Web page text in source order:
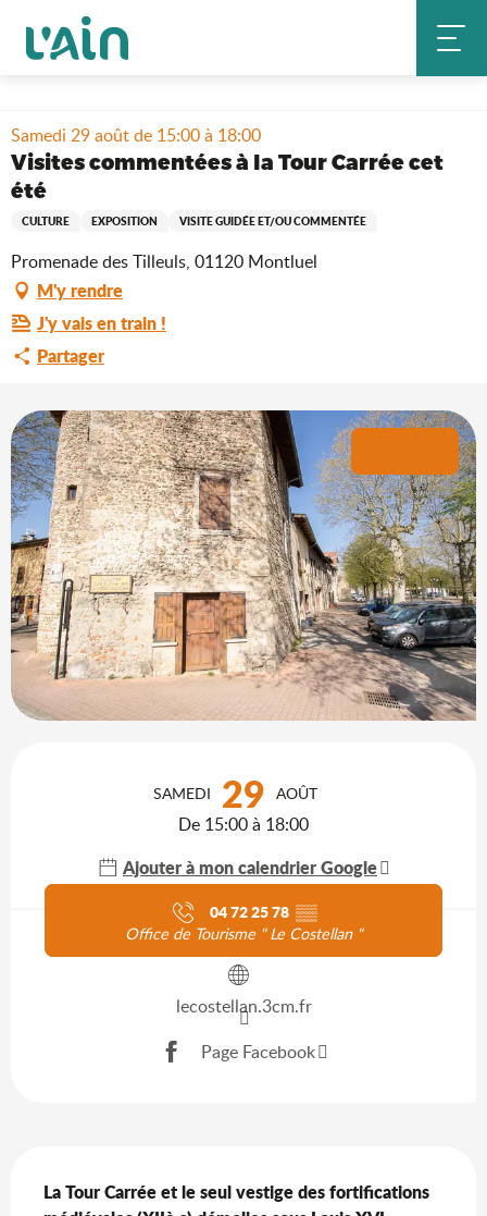
contenu
Accueil Séjourner
Agenda & nouveautés
Visites commentées à la Tour Carrée cet été
Samedi 29 août de 15:00 à 18:00
Visites commentées à la Tour Carrée cet
été
CULTURE EXPOSITION VISITE GUIDÉE ET/OU COMMENTÉE
Promenade des Tilleuls, 01120 Montluel
M'y rendre
J'y vais en train !
Partager
SAMEDI 29 AOÛT
De 15:00 à 18:00
Ajouter à mon calendrier Google
Agenda du moment
04 72 25 78 ▒▒
Office de Tourisme " Le Costellan "
lecostellan.3cm.fr
Page Facebook
La Tour Carrée et le seul vestige des fortifications